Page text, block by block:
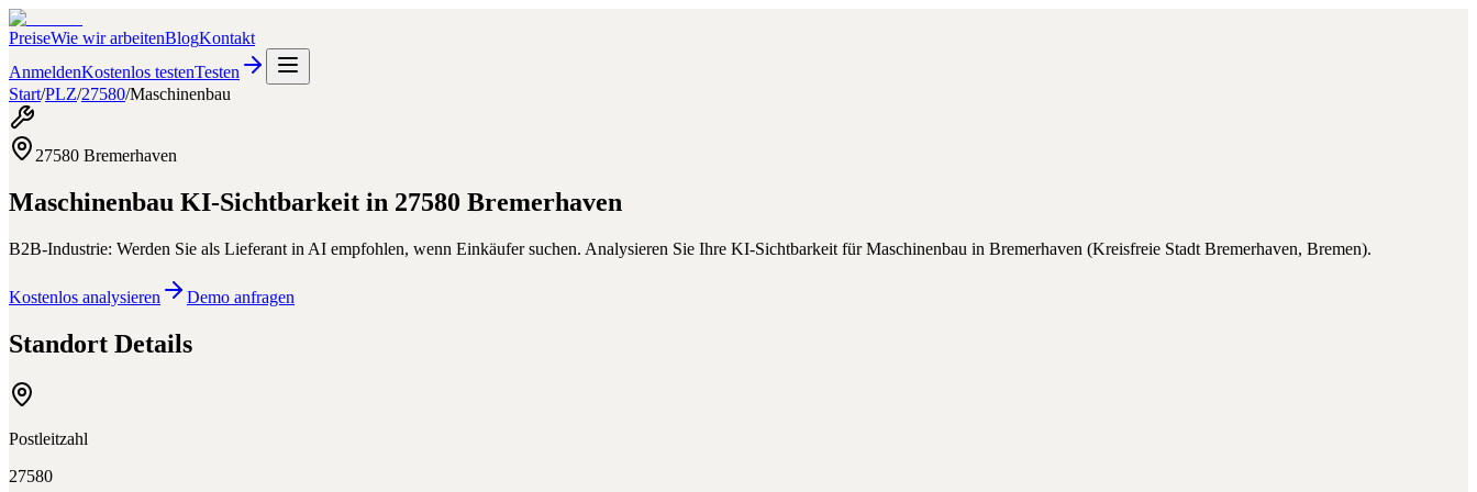
PreiseWie wir arbeitenBlogKontakt
AnmeldenKostenlos testenTesten
Start/PLZ/27580/Maschinenbau
27580 Bremerhaven
Maschinenbau KI-Sichtbarkeit in 27580 Bremerhaven
B2B-Industrie: Werden Sie als Lieferant in AI empfohlen, wenn Einkäufer suchen. Analysieren Sie Ihre KI-Sichtbarkeit fürMaschinenbau in Bremerhaven (Kreisfreie Stadt Bremerhaven, Bremen).
Kostenlos analysieren Demo anfragen
Standort Details
Postleitzahl
27580